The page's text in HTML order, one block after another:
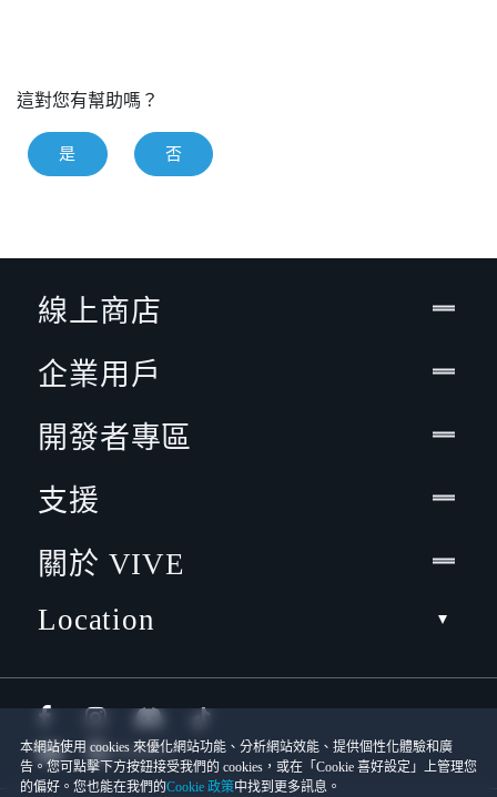
這對您有幫助嗎？
是 否
本網站使用 cookies 來優化網站功能、分析網站效能、提供個性化體驗和廣
告。您可點擊下方按鈕接受我們的 cookies，或在「Cookie 喜好設定」上管理您
的偏好。您也能在我們的Cookie 政策中找到更多訊息。
線上商店
企業用戶
開發者專區
支援
關於 VIVE
Location